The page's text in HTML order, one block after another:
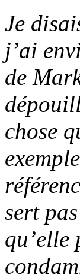
Je
j’ai
de
chose
sert
qu’elle